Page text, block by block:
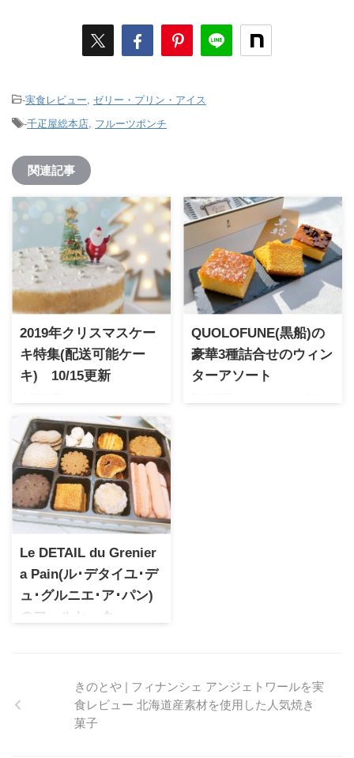
-実食レビュー, ゼリー・プリン・アイス
-千疋屋総本店, フルーツポンチ
関連記事
2019年クリスマスケー
キ特集(配送可能ケー
キ) 10/15更新
受付が開始になりました。毎
年人気ブランドは品切れも早
いのでお早めにチェックして
くださいませ。こちらでは遠
方の方や贈り物として用の配
送可能ケーキの情報をまとめ
てみました。
QUOLOFUNE(黒船)の
豪華3種詰合せのウィン
ターアソート
Le DETAIL du Grenier
a Pain(ル･デタイユ･デ
ュ･グルニエ･ア･パン)
のフールセック
ップのクラシックなクッキー
缶。伊勢丹限定であっさり素
朴な味わいの詰合せは特別な